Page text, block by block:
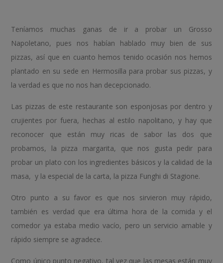
Teníamos muchas ganas de ir a probar un Grosso
Napoletano, pues nos habían hablado muy bien de sus
pizzas, así que en cuanto hemos tenido ocasión nos hemos
plantado en su sede en Hermosilla para probar sus pizzas, y
la verdad es que no nos han decepcionado.
Las pizzas de este restaurante son esponjosas por dentro y
crujientes por fuera, hechas al estilo napolitano, y hay que
reconocer que están muy ricas de sabor las dos que
probamos, la pizza margarita, que nos gusta pedir para
probar un plato con los ingredientes básicos y la calidad de la
masa, y la especial de la carta, la pizza Funghi di Stagione.
Otro punto a su favor es que nos sirvieron muy rápido,
también es verdad que era última hora de la comida y el
comedor ya estaba medio vacío, pero un servicio amable y
rápido siempre se agradece.
Como único punto negativo, tal vez que las mesas están muy